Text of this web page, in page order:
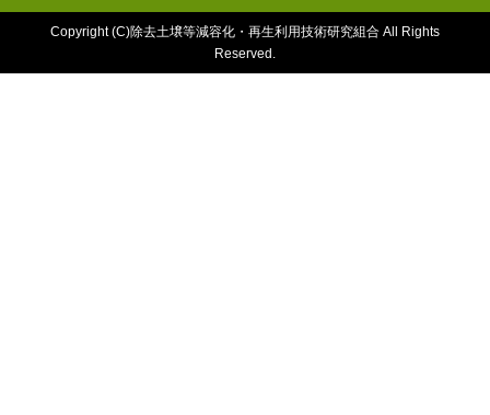
Copyright (C)除去土壌等減容化・再生利用技術研究組合 All Rights
Reserved.